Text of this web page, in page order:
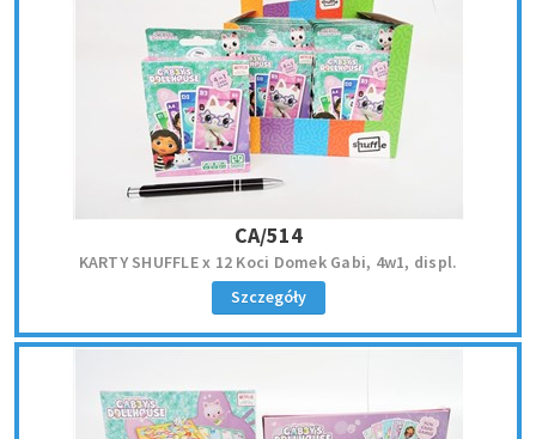
CA/514
KARTY SHUFFLE x 12 Koci Domek Gabi, 4w1, displ.
Szczegóły